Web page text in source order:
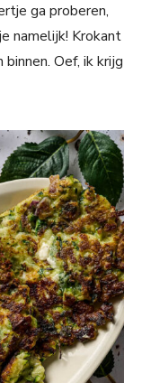
ga proberen,
namelijk! Krokant
Oef, ik krijg